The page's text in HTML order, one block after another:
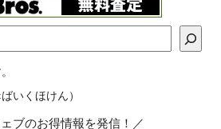
いくほけん）
ブのお得情報を発信！／